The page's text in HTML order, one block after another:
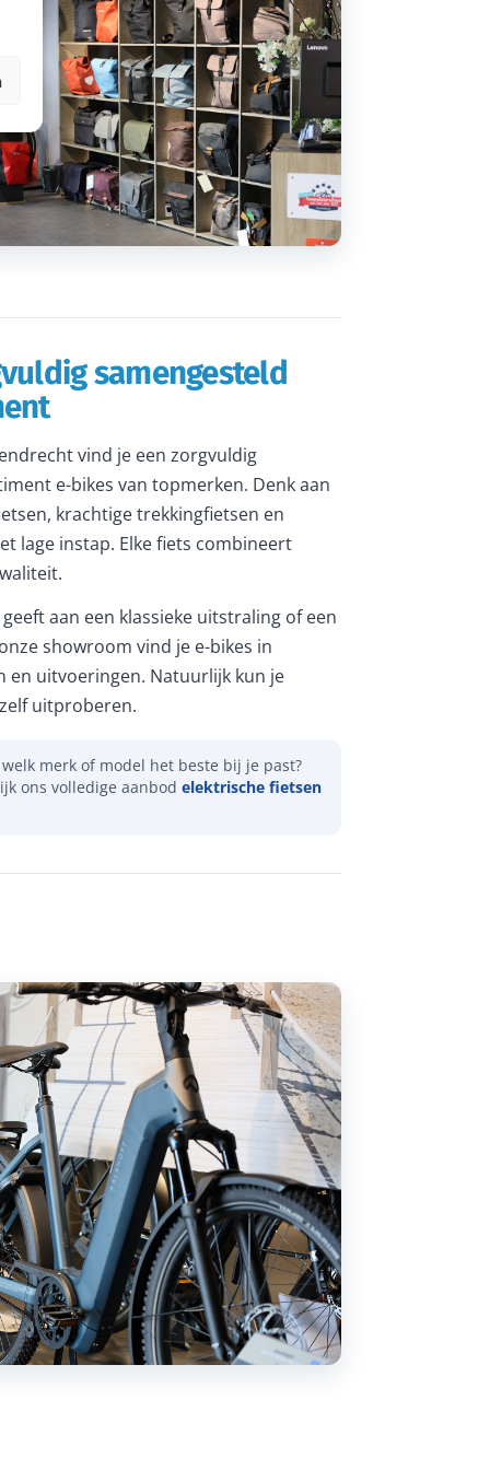
samengesteld
vind je een zorgvuldig
e-bikes van topmerken. Denk aan
krachtige trekkingfietsen en
lage instap. Elke fiets combineert
aan een klassieke uitstraling of een
showroom vind je e-bikes in
en uitvoeringen. Natuurlijk kun je
uitproberen.
merk of model het beste bij je past?
ons volledige aanbod elektrische fietsen